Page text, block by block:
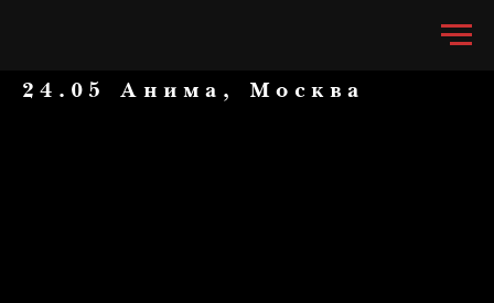
24.05 Анима, Москва